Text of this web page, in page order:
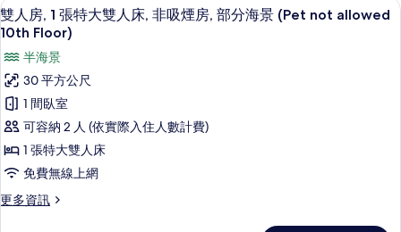
非
吸
煙
房
(Pet
not
allowed
4th
Floor)
的
張
標
雙
人
床,
非
吸
房
(Pet
allowed
顯
示
雙
人
房,
張
特
雙
18
雙人房, 1 張特大雙人床, 非吸煙房, 部分海景 (Pet not allowed
10th Floor)
半海景
30 平方公尺
1 間臥室
可容納 2 人 (依實際入住人數計費)
1 張特大雙人床
免費無線上網
更多資訊
更